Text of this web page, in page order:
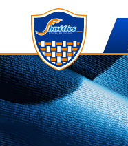
NEWS
お知らせ